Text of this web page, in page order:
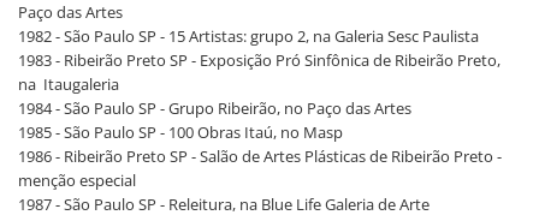
Paço das Artes
1982 - São Paulo SP - 15 Artistas: grupo 2, na Galeria Sesc Paulista
1983 - Ribeirão Preto SP - Exposição Pró Sinfônica de Ribeirão Preto,
na Itaugaleria
1984 - São Paulo SP - Grupo Ribeirão, no Paço das Artes
1985 - São Paulo SP - 100 Obras Itaú, no Masp
1986 - Ribeirão Preto SP - Salão de Artes Plásticas de Ribeirão Preto -
menção especial
1987 - São Paulo SP - Releitura, na Blue Life Galeria de Arte